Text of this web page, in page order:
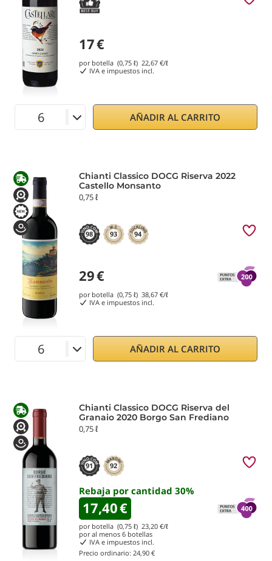
17€
por botella (0,75 ℓ) 22,67 €/ℓ
IVA e impuestos incl.
AÑADIR AL CARRITO
Chianti Classico DOCG Riserva 2022
Castello Monsanto
0,75 ℓ
98 93 94
29€
por botella (0,75 ℓ) 38,67 €/ℓ
IVA e impuestos incl.
AÑADIR AL CARRITO
Chianti Classico DOCG Riserva del
Granaio 2020 Borgo San Frediano
0,75 ℓ
91 92
Rebaja por cantidad 30%
17,40€
por botella (0,75 ℓ) 23,20 €/ℓ
por al menos 6 botellas
IVA e impuestos incl.
Precio ordinario: 24,90 €